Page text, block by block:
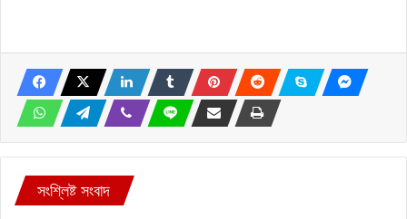
সংশ্লিষ্ট সংবাদ